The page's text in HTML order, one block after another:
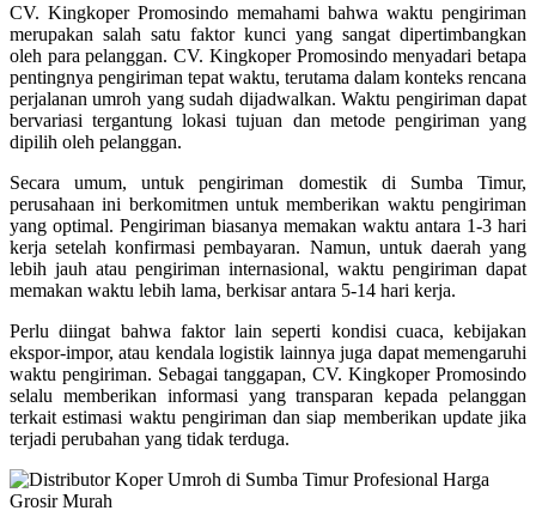
CV. Kingkoper Promosindo memahami bahwa waktu pengiriman
merupakan salah satu faktor kunci yang sangat dipertimbangkan
oleh para pelanggan. CV. Kingkoper Promosindo menyadari betapa
pentingnya pengiriman tepat waktu, terutama dalam konteks rencana
perjalanan umroh yang sudah dijadwalkan. Waktu pengiriman dapat
bervariasi tergantung lokasi tujuan dan metode pengiriman yang
dipilih oleh pelanggan.
Secara umum, untuk pengiriman domestik di Sumba Timur,
perusahaan ini berkomitmen untuk memberikan waktu pengiriman
yang optimal. Pengiriman biasanya memakan waktu antara 1-3 hari
kerja setelah konfirmasi pembayaran. Namun, untuk daerah yang
lebih jauh atau pengiriman internasional, waktu pengiriman dapat
memakan waktu lebih lama, berkisar antara 5-14 hari kerja.
Perlu diingat bahwa faktor lain seperti kondisi cuaca, kebijakan
ekspor-impor, atau kendala logistik lainnya juga dapat memengaruhi
waktu pengiriman. Sebagai tanggapan, CV. Kingkoper Promosindo
selalu memberikan informasi yang transparan kepada pelanggan
terkait estimasi waktu pengiriman dan siap memberikan update jika
terjadi perubahan yang tidak terduga.